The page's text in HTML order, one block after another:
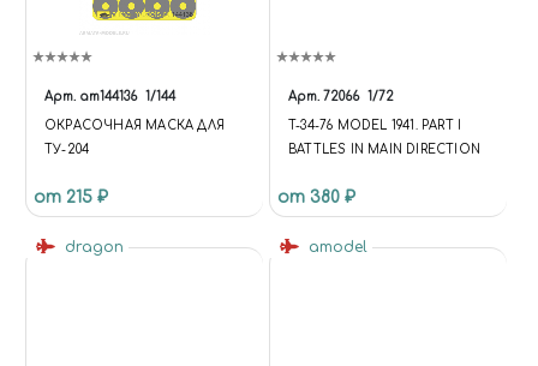
Арт. am144136 1/144
ОКРАСОЧНАЯ МАСКА ДЛЯ
ТУ-204
от 215 ₽
Арт. 72066 1/72
T-34-76 MODEL 1941. PART I
BATTLES IN MAIN DIRECTION
от 380 ₽
dragon amodel